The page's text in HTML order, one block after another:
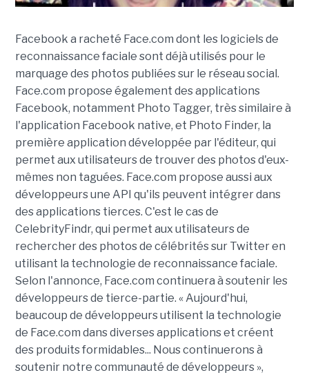
Facebook a racheté Face.com dont les logiciels de
reconnaissance faciale sont déjà utilisés pour le
marquage des photos publiées sur le réseau social.
Face.com propose également des applications
Facebook, notamment Photo Tagger, très similaire à
l'application Facebook native, et Photo Finder, la
première application développée par l'éditeur, qui
permet aux utilisateurs de trouver des photos d'eux-
mêmes non taguées. Face.com propose aussi aux
développeurs une API qu'ils peuvent intégrer dans
des applications tierces. C'est le cas de
CelebrityFindr, qui permet aux utilisateurs de
rechercher des photos de célébrités sur Twitter en
utilisant la technologie de reconnaissance faciale.
Selon l'annonce, Face.com continuera à soutenir les
développeurs de tierce-partie. « Aujourd'hui,
beaucoup de développeurs utilisent la technologie
de Face.com dans diverses applications et créent
des produits formidables... Nous continuerons à
soutenir notre communauté de développeurs »,